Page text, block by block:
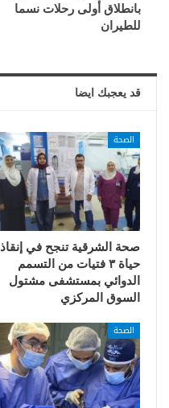
بانطلاق أولى رحلات نسما
للطيران
قد يعجبك ايضا
الصحة
صحة الشرقية تنجح في إنقاذ
حياة ٣ فتيات من التسمم
الدوائي بمستشفى مشتول
السوق المركزي
الصحة